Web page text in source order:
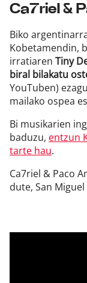
Ca7riel &
Biko
Kobetamendin,
irratiaren Tiny
biral bilakatu
YouTuben)
mailako ospea
Bi musikarien
baduzu, entzun
tarte hau.
Ca7riel & Paco
dute, San